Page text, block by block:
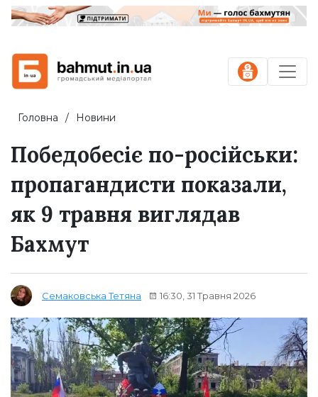
Головна Новини
Победобесіє по-російськи:
пропагандисти показали,
як 9 травня виглядав
Бахмут
Семаковська Тетяна 16:30, 31 Травня 2026